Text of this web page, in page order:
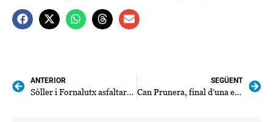
ANTERIOR
Sóller i Fornalutx asfaltaran el camí de Cas Patró Lau
SEGÜENT
Can Prunera, final d’una etapa i principi d’un nou cicle